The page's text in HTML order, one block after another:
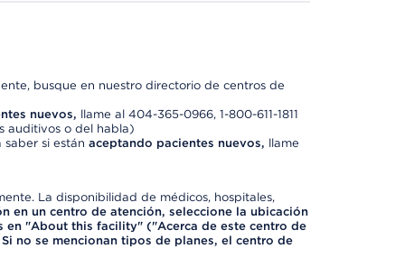
busque en nuestro directorio de centros de
nuevos, llame al 404-365-0966, 1-800-611-1811
auditivos o del habla)
si están aceptando pacientes nuevos, llame
La disponibilidad de médicos, hospitales,
en un centro de atención, seleccione la ubicación
"About this facility" ("Acerca de este centro de
no se mencionan tipos de planes, el centro de